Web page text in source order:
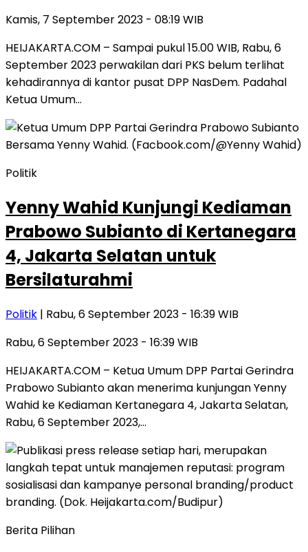
Kamis, 7 September 2023 - 08:19 WIB
HEIJAKARTA.COM – Sampai pukul 15.00 WIB, Rabu, 6
September 2023 perwakilan dari PKS belum terlihat
kehadirannya di kantor pusat DPP NasDem. Padahal
Ketua Umum…
Politik
Yenny Wahid Kunjungi Kediaman
Prabowo Subianto di Kertanegara
4, Jakarta Selatan untuk
Bersilaturahmi
Politik | Rabu, 6 September 2023 - 16:39 WIB
Rabu, 6 September 2023 - 16:39 WIB
HEIJAKARTA.COM – Ketua Umum DPP Partai Gerindra
Prabowo Subianto akan menerima kunjungan Yenny
Wahid ke Kediaman Kertanegara 4, Jakarta Selatan,
Rabu, 6 September 2023,…
Berita Pilihan